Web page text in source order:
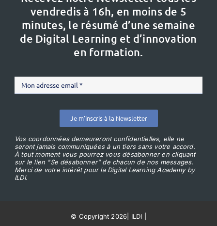
vendredis à 16h, en moins de 5
minutes, le résumé d’une semaine
de Digital Learning et d’innovation
en formation.
Je m'inscris à la Newsletter
Vos coordonnées demeureront confidentielles, elle ne
seront jamais communiquées à un tiers sans votre accord.
À tout moment vous pourrez vous désabonner en cliquant
sur le lien "Se désabonner" de chacun de nos messages.
Merci de votre intérêt pour la Digital Learning Academy by
ILDI.
© Copyright 2026 ILDI